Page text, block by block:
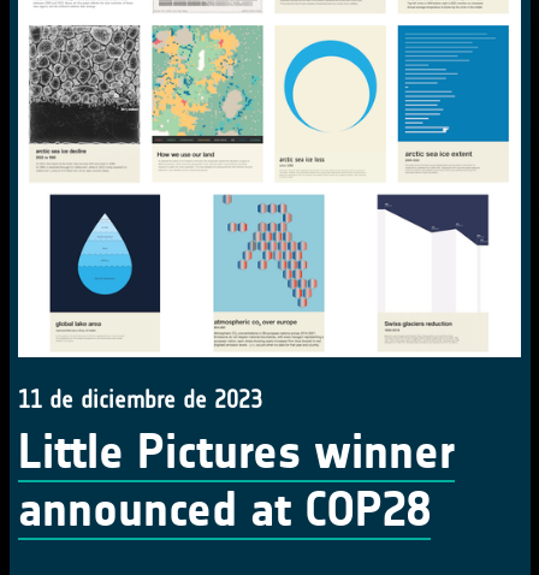
11 de diciembre de 2023
Little Pictures winner
announced at COP28